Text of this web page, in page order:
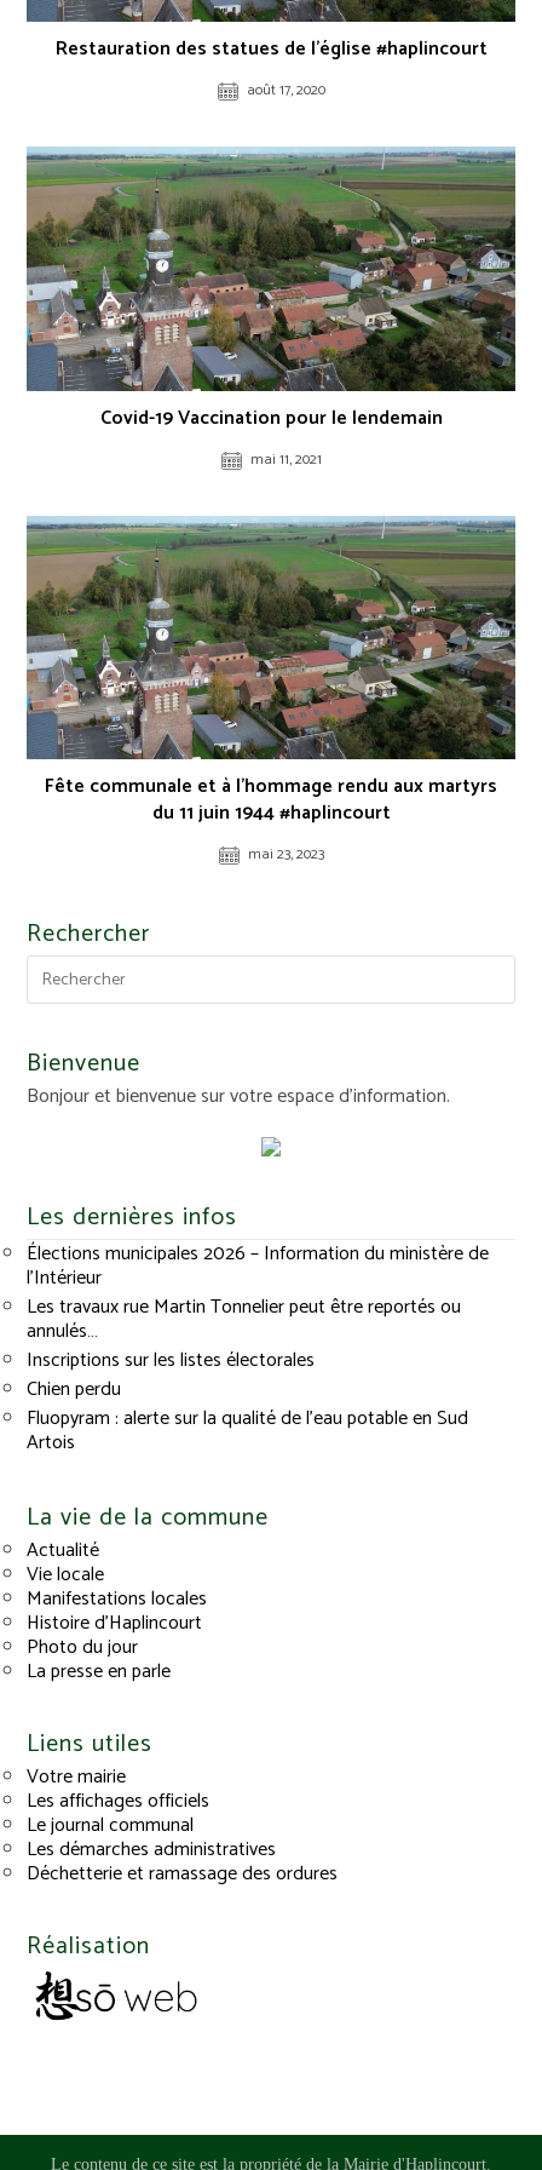
Restauration des statues de l’église #haplincourt
août 17, 2020
Covid-19 Vaccination pour le lendemain
mai 11, 2021
Fête communale et à l’hommage rendu aux martyrs
du 11 juin 1944 #haplincourt
mai 23, 2023
Rechercher
Bienvenue
Bonjour et bienvenue sur votre espace d'information.
Les dernières infos
Élections municipales 2026 – Information du ministère de
l’Intérieur
Les travaux rue Martin Tonnelier peut être reportés ou
annulés…
Inscriptions sur les listes électorales
Chien perdu
Fluopyram : alerte sur la qualité de l’eau potable en Sud
Artois
La vie de la commune
Actualité
Vie locale
Manifestations locales
Histoire d’Haplincourt
Photo du jour
La presse en parle
Liens utiles
Votre mairie
Les affichages officiels
Le journal communal
Les démarches administratives
Déchetterie et ramassage des ordures
Réalisation
Le contenu de ce site est la propriété de la Mairie d'Haplincourt.